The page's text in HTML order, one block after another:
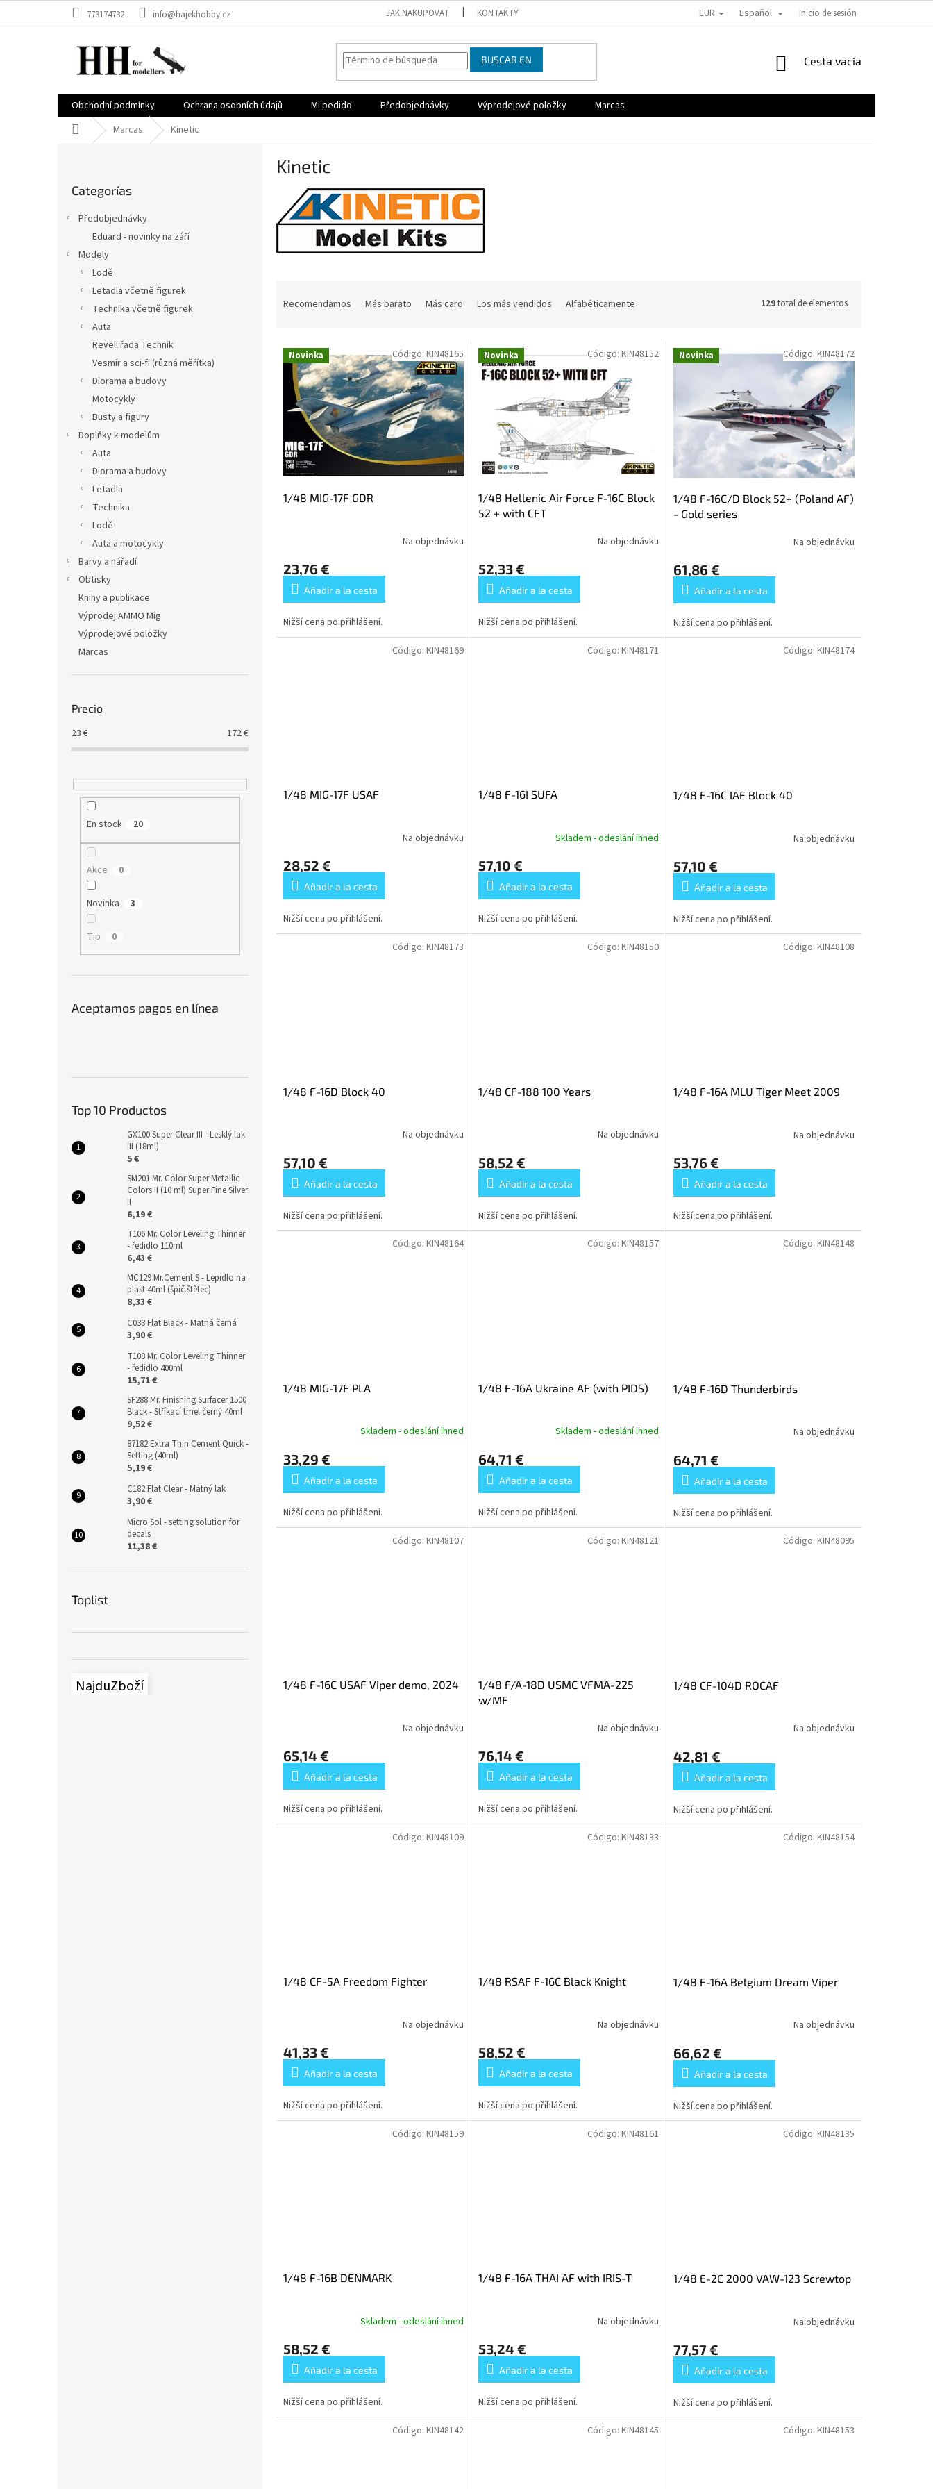
773174732 info@hajekhobby.cz JAK NAKUPOVAT KONTAKTY EUR Español Inicio de sesión
BUSCAR EN
CESTA
LA
Cesta vacía
Obchodní podmínky Ochrana osobních údajů Mi pedido Předobjednávky Výprodejové položky
Marcas
Inicio Marcas Kinetic
categorías
Categorías
Předobjednávky
Eduard - novinky na září
Modely
Lodě
Letadla včetně figurek
Technika včetně figurek
Auta
Revell řada Technik
Vesmír a sci-fi (různá měřítka)
Diorama a budovy
Motocykly
Busty a figury
Doplňky k modelům
Auta
Diorama a budovy
Letadla
Technika
Lodě
Auta a motocykly
Barvy a nářadí
Obtisky
Knihy a publikace
Výprodej AMMO Mig
Výprodejové položky
Marcas
Precio
23 € 172€
En stock 20
Akce 0
Novinka 3
Tip 0
Aceptamos pagos en línea
Top 10 Productos
GX100 Super Clear III - Lesklý lak
III (18ml)
5 €
SM201 Mr. Color Super Metallic
Colors II (10 ml) Super Fine Silver
II
6,19 €
T106 Mr. Color Leveling Thinner
- ředidlo 110ml
6,43 €
MC129 Mr.Cement S - Lepidlo na
plast 40ml (špič.štětec)
8,33 €
C033 Flat Black - Matná černá
3,90 €
T108 Mr. Color Leveling Thinner
- ředidlo 400ml
15,71 €
SF288 Mr. Finishing Surfacer 1500
Black - Stříkací tmel černý 40ml
9,52 €
87182 Extra Thin Cement Quick -
Setting (40ml)
5,19 €
C182 Flat Clear - Matný lak
3,90 €
Micro Sol - setting solution for
decals
11,38 €
Toplist
NajduZboží
Kinetic
s
Recomendamos Más barato Más caro Los más vendidos Alfabéticamente 129total de elementos
Novinka
1/48 MIG-17F GDR
Na objednávku
23,76 €
Añadir a la cesta
Nižší cena po přihlášení.
Código: KIN48165 Novinka
1/48 Hellenic Air Force F-16C Block
52 + with CFT
Na objednávku
52,33 €
Añadir a la cesta
Nižší cena po přihlášení.
Código: KIN48152 Novinka
1/48 F-16C/D Block 52+ (Poland AF)
- Gold series
Na objednávku
61,86 €
Añadir a la cesta
Nižší cena po přihlášení.
Código: KIN48172
1/48 MIG-17F USAF
Na objednávku
28,52 €
Añadir a la cesta
Nižší cena po přihlášení.
Código: KIN48169
1/48 F-16I SUFA
Skladem - odeslání ihned
57,10 €
Añadir a la cesta
Nižší cena po přihlášení.
Código: KIN48171
1/48 F-16C IAF Block 40
Na objednávku
57,10 €
Añadir a la cesta
Nižší cena po přihlášení.
Código: KIN48174
1/48 F-16D Block 40
Na objednávku
57,10 €
Añadir a la cesta
Nižší cena po přihlášení.
Código: KIN48173
1/48 CF-188 100 Years
Na objednávku
58,52 €
Añadir a la cesta
Nižší cena po přihlášení.
Código: KIN48150
1/48 F-16A MLU Tiger Meet 2009
Na objednávku
53,76 €
Añadir a la cesta
Nižší cena po přihlášení.
Código: KIN48108
1/48 MIG-17F PLA
Skladem - odeslání ihned
33,29 €
Añadir a la cesta
Nižší cena po přihlášení.
Código: KIN48164
1/48 F-16A Ukraine AF (with PIDS)
Skladem - odeslání ihned
64,71 €
Añadir a la cesta
Nižší cena po přihlášení.
Código: KIN48157
1/48 F-16D Thunderbirds
Na objednávku
64,71 €
Añadir a la cesta
Nižší cena po přihlášení.
Código: KIN48148
1/48 F-16C USAF Viper demo, 2024
Na objednávku
65,14 €
Añadir a la cesta
Nižší cena po přihlášení.
Código: KIN48107
1/48 F/A-18D USMC VFMA-225
w/MF
Na objednávku
76,14 €
Añadir a la cesta
Nižší cena po přihlášení.
Código: KIN48121
1/48 CF-104D ROCAF
Na objednávku
42,81 €
Añadir a la cesta
Nižší cena po přihlášení.
Código: KIN48095
1/48 CF-5A Freedom Fighter
Na objednávku
41,33 €
Añadir a la cesta
Nižší cena po přihlášení.
Código: KIN48109
1/48 RSAF F-16C Black Knight
Na objednávku
58,52 €
Añadir a la cesta
Nižší cena po přihlášení.
Código: KIN48133
1/48 F-16A Belgium Dream Viper
Na objednávku
66,62 €
Añadir a la cesta
Nižší cena po přihlášení.
Código: KIN48154
1/48 F-16B DENMARK
Skladem - odeslání ihned
58,52 €
Añadir a la cesta
Nižší cena po přihlášení.
Código: KIN48159
1/48 F-16A THAI AF with IRIS-T
Na objednávku
53,24 €
Añadir a la cesta
Nižší cena po přihlášení.
Código: KIN48161
1/48 E-2C 2000 VAW-123 Screwtop
Na objednávku
77,57 €
Añadir a la cesta
Nižší cena po přihlášení.
Código: KIN48135
Código: KIN48142 Código: KIN48145 Código: KIN48153